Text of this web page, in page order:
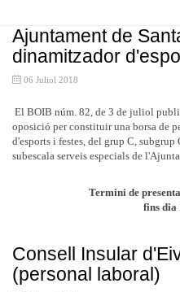
Ajuntament de
dinamitzador
06 Juliol 2018
El BOIB núm. 82, de 3 de juliol
oposició per constituir una borsa de
d'esports i festes, del grup C,
subescala serveis especials de
Termini de
fins dia
Consell Insular
(personal laboral)